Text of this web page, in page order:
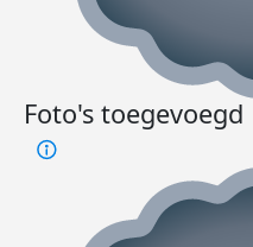
Foto's toegevoegd